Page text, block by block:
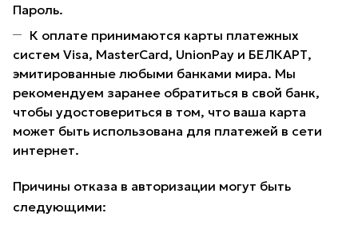
Пароль.
К оплате принимаются карты платежных
систем Visa, MasterCard, UnionPay и БЕЛКАРТ,
эмитированные любыми банками мира. Мы
рекомендуем заранее обратиться в свой банк,
чтобы удостовериться в том, что ваша карта
может быть использована для платежей в сети
интернет.
Причины отказа в авторизации могут быть
следующими: